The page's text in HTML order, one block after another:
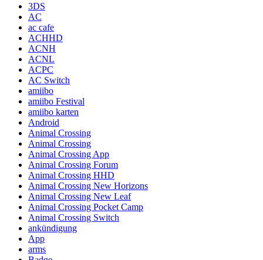
3DS
AC
ac cafe
ACHHD
ACNH
ACNL
ACPC
AC Switch
amiibo
amiibo Festival
amiibo karten
Android
Animal Crossing
Animal Crossing
Animal Crossing App
Animal Crossing Forum
Animal Crossing HHD
Animal Crossing New Horizons
Animal Crossing New Leaf
Animal Crossing Pocket Camp
Animal Crossing Switch
ankündigung
App
arms